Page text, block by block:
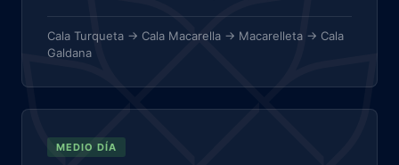
Cala Turqueta → Cala Macarella → Macarelleta → Cala
Galdana
MEDIO DÍA